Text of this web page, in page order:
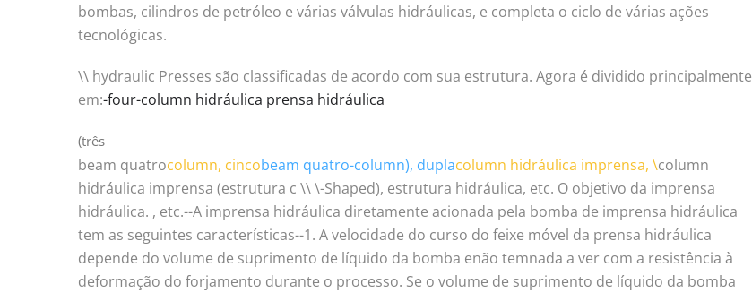
bombas, cilindros de petróleo e várias válvulas hidráulicas, e completa o ciclo de várias ações
tecnológicas.
\\ hydraulic Presses são classificadas de acordo com sua estrutura. Agora é dividido principalmente
em:-four-column hidráulica prensa hidráulica
(três
beam quatrocolumn, cincobeam quatro-column), duplacolumn hidráulica imprensa, \column
hidráulica imprensa (estrutura c \\ \-Shaped), estrutura hidráulica, etc. O objetivo da imprensa
hidráulica. , etc.--A imprensa hidráulica diretamente acionada pela bomba de imprensa hidráulica
tem as seguintes características--1. A velocidade do curso do feixe móvel da prensa hidráulica
depende do volume de suprimento de líquido da bomba enão temnada a ver com a resistência à
deformação do forjamento durante o processo. Se o volume de suprimento de líquido da bomba